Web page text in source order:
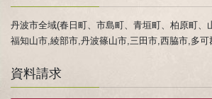
丹波市全域(春日町、市島町、青垣町、柏原町、
福知山市,綾部市,丹波篠山市,三田市,西脇市,多可
資料請求